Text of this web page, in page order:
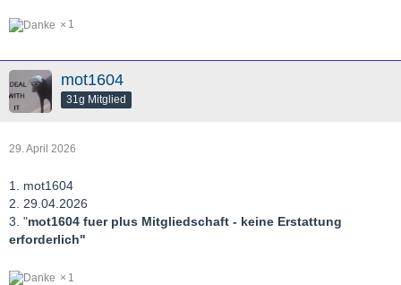
1
mot1604
31g Mitglied
29. April 2026
1. mot1604
2. 29.04.2026
3. "mot1604 fuer plus Mitgliedschaft - keine Erstattung
erforderlich"
1